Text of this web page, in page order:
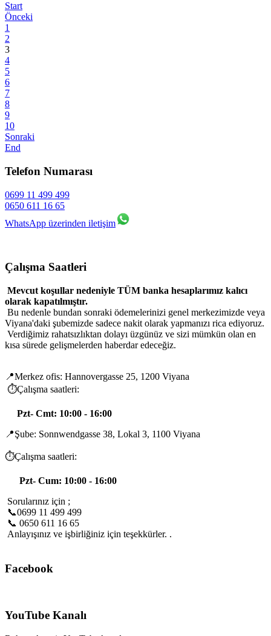
Start
Önceki
1
2
3
4
5
6
7
8
9
10
Sonraki
End
Telefon Numarası
0699 11 499 499
0650 611 16 65
WhatsApp üzerinden iletişim
Çalışma Saatleri
Mevcut koşullar nedeniyle TÜM banka hesaplarımız kalıcı
olarak kapatılmıştır.
Bu nedenle bundan sonraki ödemelerinizi genel merkezimizde veya
Viyana'daki şubemizde sadece nakit olarak yapmanızı rica ediyoruz.
Verdiğimiz rahatsızlıktan dolayı üzgünüz ve sizi mümkün olan en
kısa sürede gelişmelerden haberdar edeceğiz.
📍Merkez ofis: Hannovergasse 25, 1200 Viyana
⏱️Çalışma saatleri:
Pzt- Cmt: 10:00 - 16:00
📍Şube: Sonnwendgasse 38, Lokal 3, 1100 Viyana
⏱️Çalışma saatleri:
Pzt- Cum: 10:00 - 16:00
Sorularınız için ;
📞0699 11 499 499
📞 0650 611 16 65
Anlayışınız ve işbirliğiniz için teşekkürler. .
Facebook
YouTube Kanalı